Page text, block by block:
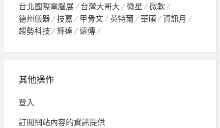
台北國際電腦展
台灣大哥大 微星
微軟
德州儀器
技嘉 甲骨文 英特爾 華碩
資訊月
趨勢科技
輝達 遠傳
其他操作
登入
訂閱網站內容的資訊提供